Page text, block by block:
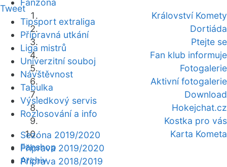
Fanzóna
Království Komety
Dortiáda
Ptejte se
Fan klub informuje
Fotogalerie
Aktivní fotogalerie
Download
Hokejchat.cz
Kostka pro vás
Karta Kometa
Fanshop
Archiv
Tweet
Tipsport extraliga
Přípravná utkání
Liga mistrů
Univerzitní souboj
Návštěvnost
Tabulka
Výsledkový servis
Rozlosování a info
Sezóna 2019/2020
Příprava 2019/2020
Příprava 2018/2019